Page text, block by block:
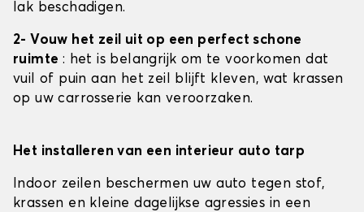
lak beschadigen.
2- Vouw het zeil uit op een perfect schone
ruimte : het is belangrijk om te voorkomen dat
vuil of puin aan het zeil blijft kleven, wat krassen
op uw carrosserie kan veroorzaken.
Het installeren van een interieur auto tarp
Indoor zeilen beschermen uw auto tegen stof,
krassen en kleine dagelijkse agressies in een